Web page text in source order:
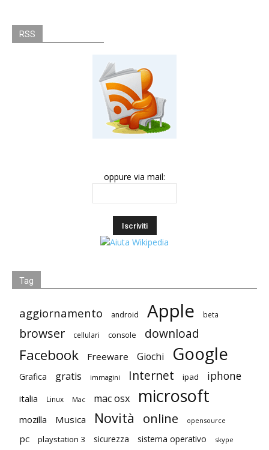
RSS
oppure via mail:
Tag
aggiornamento android Apple beta
browser cellulari console download
Facebook Freeware Giochi Google
Grafica gratis immagini Internet ipad iphone
italia Linux Mac mac osx microsoft
mozilla Musica Novità online opensource
pc playstation 3 sicurezza sistema operativo skype